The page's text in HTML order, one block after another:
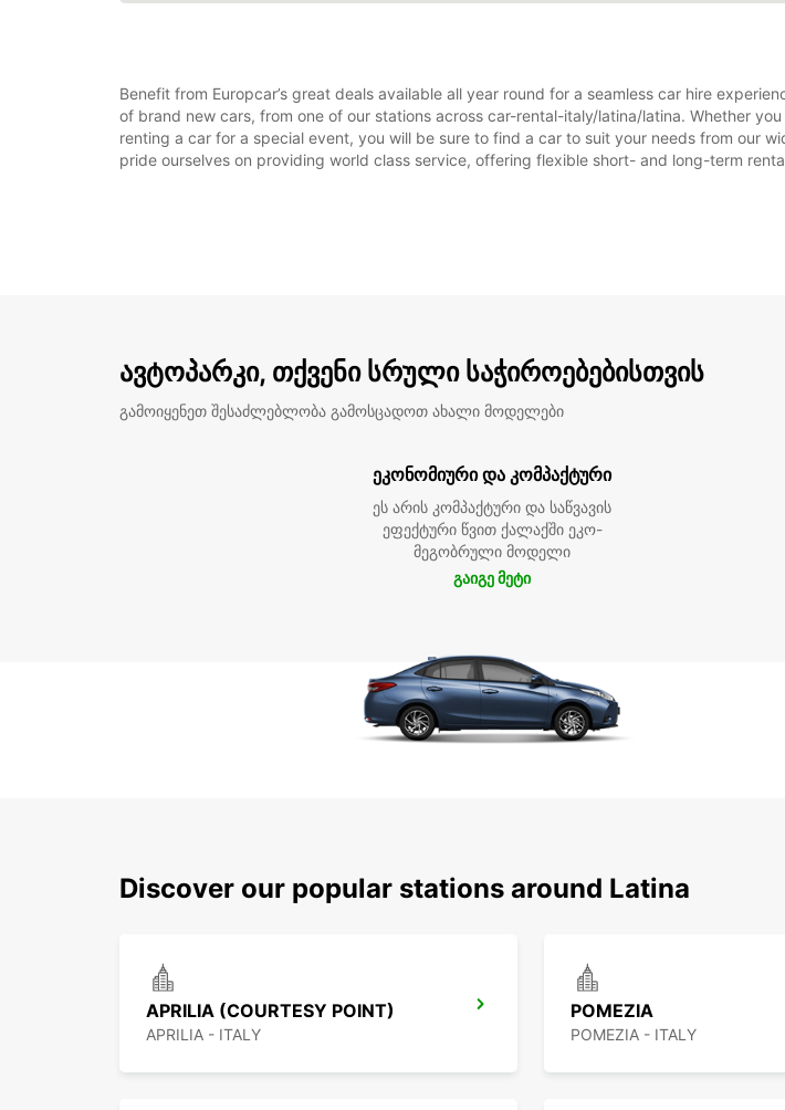
Benefit from Europcar’s great deals available all year round for a seamless car hire
of brand new cars, from one of our stations across car-rental-italy/latina/latina. Whether
renting a car for a special event, you will be sure to find a car to suit your needs from our
pride ourselves on providing world class service, offering flexible short- and long-term
ავტოპარკი, თქვენი სრული საჭიროებებისთვის
გამოიყენეთ შესაძლებლობა გამოსცადოთ ახალი მოდელები
ეკონომიური და კომპაქტური
ეს არის კომპაქტური და საწვავის
ეფექტური წვით ქალაქში ეკო-
მეგობრული მოდელი
გაიგე მეტი
Discover our popular stations around Latina
APRILIA (COURTESY POINT)
APRILIA - ITALY
POMEZIA
POMEZIA - ITALY